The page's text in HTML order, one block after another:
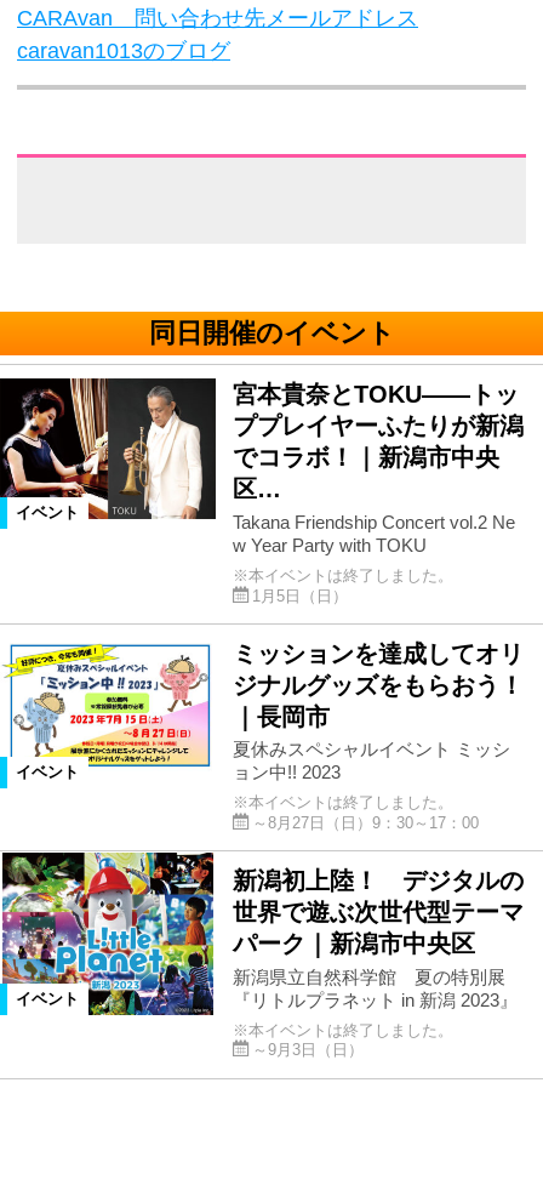
CARAvan 問い合わせ先メールアドレス
caravan1013のブログ
同日開催のイベント
イベント
宮本貴奈とTOKU――トッ
ププレイヤーふたりが新潟
でコラボ！｜新潟市中央
区…
Takana Friendship Concert vol.2 Ne
w Year Party with TOKU
※本イベントは終了しました。
1月5日（日）
イベント
ミッションを達成してオリ
ジナルグッズをもらおう！
｜長岡市
夏休みスペシャルイベント ミッシ
ョン中!! 2023
※本イベントは終了しました。
～8月27日（日）9：30～17：00
イベント
新潟初上陸！ デジタルの
世界で遊ぶ次世代型テーマ
パーク｜新潟市中央区
新潟県立自然科学館 夏の特別展
『リトルプラネット in 新潟 2023』
※本イベントは終了しました。
～9月3日（日）